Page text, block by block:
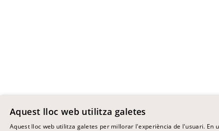
Aquest lloc web utilitza galetes
Aquest lloc web utilitza galetes per millorar l'experiència de l'usuari. En